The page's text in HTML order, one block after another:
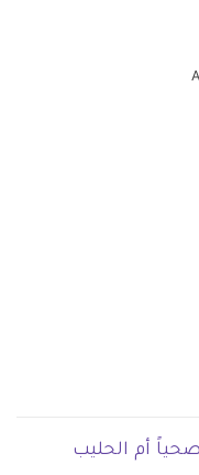
أم الحليب